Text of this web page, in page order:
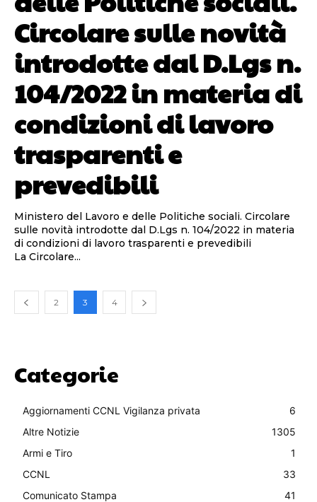
Circolare sulle novità
introdotte dal D.Lgs n.
104/2022 in materia di
condizioni di lavoro
trasparenti e
prevedibili
Ministero del Lavoro e delle Politiche sociali. Circolare
sulle novità introdotte dal D.Lgs n. 104/2022 in materia
di condizioni di lavoro trasparenti e prevedibili ​
La Circolare...
2 3 4
Categorie
Aggiornamenti CCNL Vigilanza privata
6
Altre Notizie
1305
Armi e Tiro
1
CCNL
33
Comunicato Stampa
41